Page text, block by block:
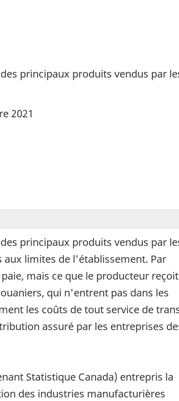
principaux produits vendus par
2021
principaux produits vendus par
aux limites de l'établissement. Par
mais ce que le producteur
qui n'entrent pas dans les
les coûts de tout service de
assuré par les entreprises
Statistique Canada) entrepris la
des industries manufacturières